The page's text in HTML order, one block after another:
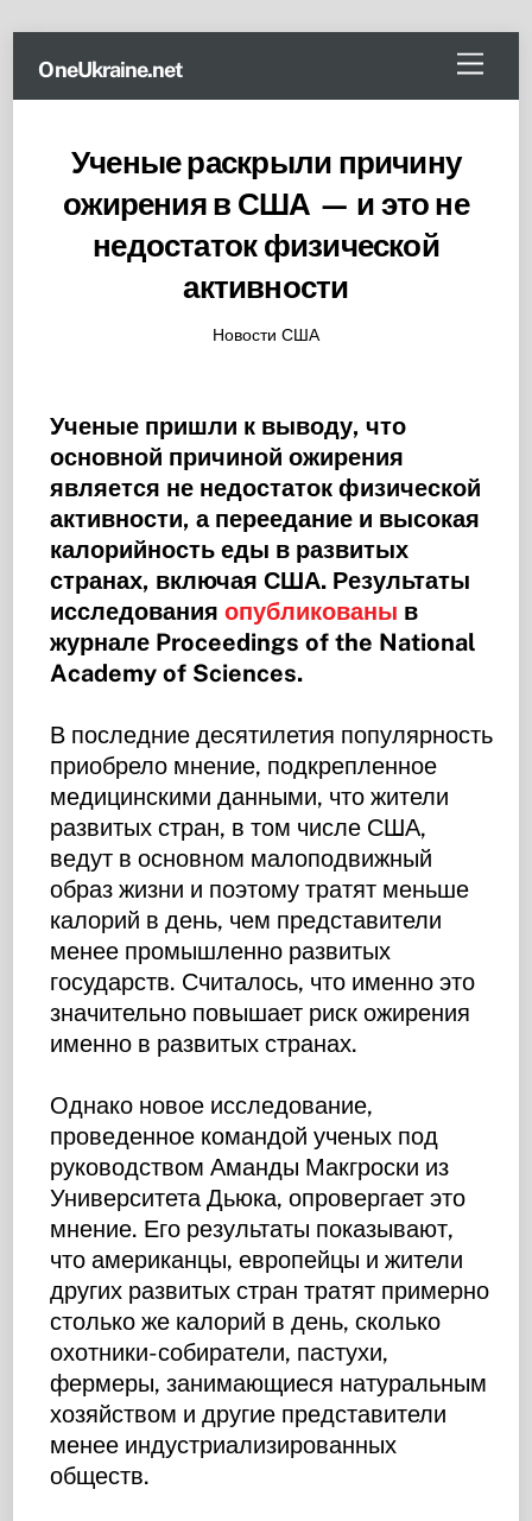
content
Menu
OneUkraine.net
Ученые раскрыли причину
ожирения в США — и это не
недостаток физической
активности
Новости США
Ученые пришли к выводу, что
основной причиной ожирения
является не недостаток физической
активности, а переедание и высокая
калорийность еды в развитых
странах, включая США. Результаты
исследованияопубликованы в
журнале Proceedings of the National
Academy of Sciences.
В последние десятилетия популярность
приобрело мнение, подкрепленное
медицинскими данными, что жители
развитых стран, в том числе США,
ведут в основном малоподвижный
образ жизни и поэтому тратят меньше
калорий в день, чем представители
менее промышленно развитых
государств. Считалось, что именно это
значительно повышает риск ожирения
именно в развитых странах.
Однако новое исследование,
проведенное командой ученых под
руководством Аманды Макгроски из
Университета Дьюка, опровергает это
мнение. Его результаты показывают,
что американцы, европейцы и жители
других развитых стран тратят примерно
столько же калорий в день, сколько
охотники-собиратели, пастухи,
фермеры, занимающиеся натуральным
хозяйством и другие представители
менее индустриализированных
обществ.